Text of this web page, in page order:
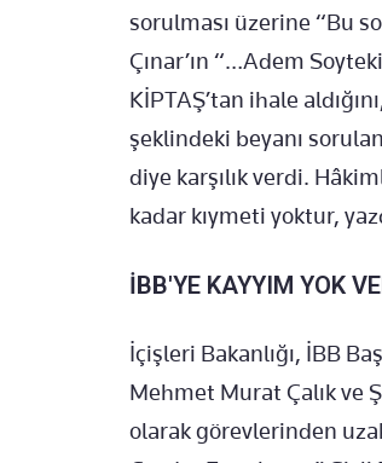
sorulması üzerine “Bu
Çınar’ın “…Adem
KİPTAŞ’tan ihale
şeklindeki beyanı
diye karşılık verdi.
kadar kıymeti yoktur,
İBB'YE KAYYIM YOK
İçişleri Bakanlığı, İBB
Mehmet Murat Çalık ve
olarak görevlerinden